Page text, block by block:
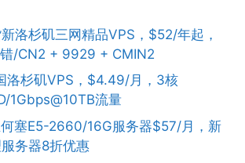
洛杉矶三网精品VPS，$52/年起，
/CN2 + 9929 + CMIN2
洛杉矶VPS，$4.49/月，3核
1Gbps@10TB流量
塞E5-2660/16G服务器$57/月，新
务器8折优惠